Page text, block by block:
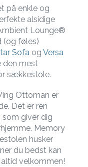
på enkle og
alsidige
Lounge®
(og føles)
Sofa og Versa
den mest
sækkestole.
Ottoman er
Det er ren
som giver dig
Memory
husker
du bedst kan
velkommen!